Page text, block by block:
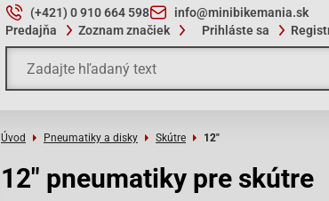
(+421) 0 910 664 598
info@minibikemania.sk
Predajňa
Zoznam značiek Prihláste sa
Úvod Pneumatiky a disky Skútre 12"
12" pneumatiky pre skútre